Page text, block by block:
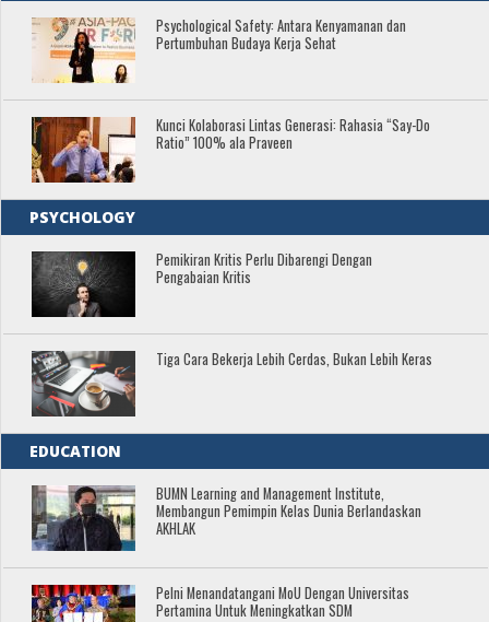
Psychological Safety: Antara Kenyamanan dan
Pertumbuhan Budaya Kerja Sehat
Kunci Kolaborasi Lintas Generasi: Rahasia “Say-Do
Ratio” 100% ala Praveen
PSYCHOLOGY
Pemikiran Kritis Perlu Dibarengi Dengan
Pengabaian Kritis
Tiga Cara Bekerja Lebih Cerdas, Bukan Lebih Keras
EDUCATION
BUMN Learning and Management Institute,
Membangun Pemimpin Kelas Dunia Berlandaskan
AKHLAK
Pelni Menandatangani MoU Dengan Universitas
Pertamina Untuk Meningkatkan SDM